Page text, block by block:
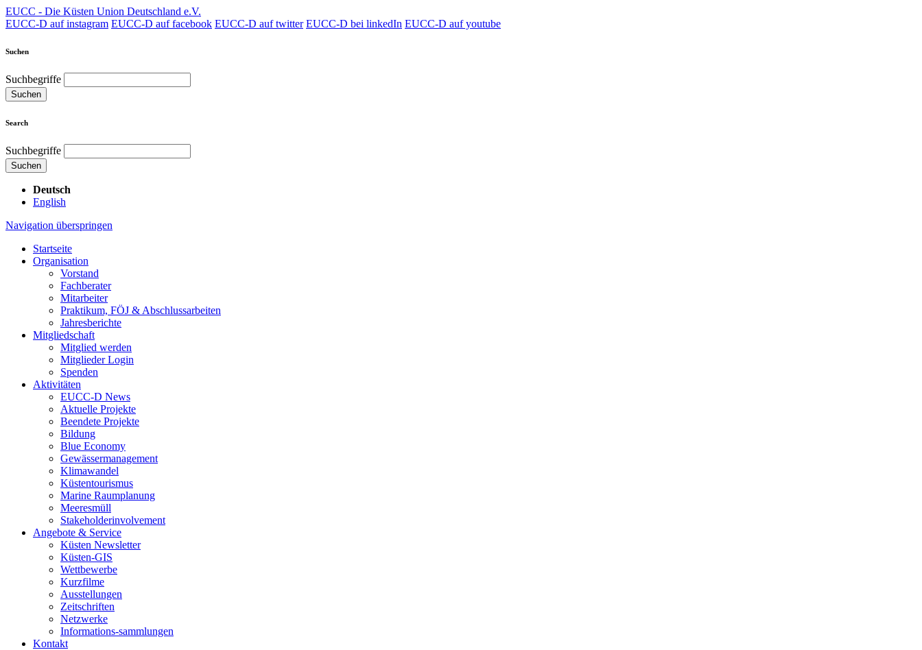
EUCC - Die Küsten Union Deutschland e.V.
EUCC-D auf instagram EUCC-D auf facebook EUCC-D auf twitter EUCC-D bei linkedIn EUCC-D auf youtube
Suchen
Suchbegriffe
Suchen
Search
Suchbegriffe
Suchen
Deutsch
English
Navigation überspringen
Startseite
Organisation
Vorstand
Fachberater
Mitarbeiter
Praktikum, FÖJ & Abschlussarbeiten
Jahresberichte
Mitgliedschaft
Mitglied werden
Mitglieder Login
Spenden
Aktivitäten
EUCC-D News
Aktuelle Projekte
Beendete Projekte
Bildung
Blue Economy
Gewässermanagement
Klimawandel
Küstentourismus
Marine Raumplanung
Meeresmüll
Stakeholderinvolvement
Angebote & Service
Küsten Newsletter
Küsten-GIS
Wettbewerbe
Kurzfilme
Ausstellungen
Zeitschriften
Netzwerke
Informations-sammlungen
Kontakt